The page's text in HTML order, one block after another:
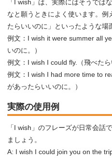
「I wish」は、実際にはそうでは
なと願うときによく使います。例
たらいいのに」といったような場
例文：I wish it were summer all
いのに。）
例文：I wish I could fly.（飛べたら
例文：I wish I had more time to
があったらいいのに。）
実際の使用例
「I wish」のフレーズが日常会話
ましょう。
A: I wish I could join you on the